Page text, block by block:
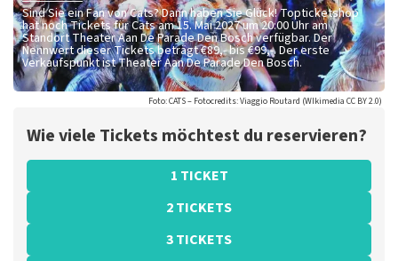
Sind Sie ein Fan von Cats? Dann haben Sie Glück! Topticketshop
hat noch Tickets für Cats am 15. Mai 2027 um 20:00 Uhr am
Standort Theater Aan De Parade Den Bosch verfügbar. Der
Nennwert dieser Tickets beträgt€89,- bis €99,-. Der erste
Verkaufspunkt ist Theater Aan De Parade Den Bosch.
Foto: CATS – Fotocredits: Viaggio Routard (WIkimedia CC BY 2.0)
Wie viele Tickets möchtest du reservieren?
1 TICKET
2 TICKETS
3 TICKETS